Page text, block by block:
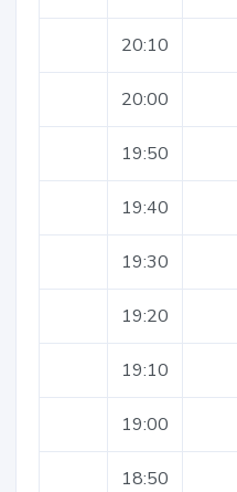
20:10
20:00
19:50
19:40
19:30
19:20
19:10
19:00
18:50